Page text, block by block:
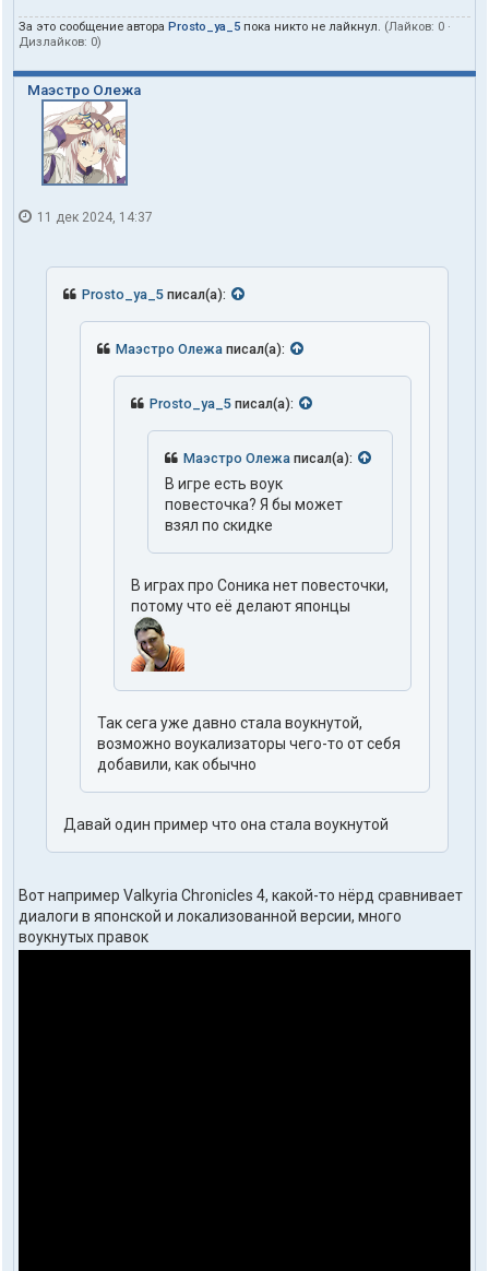
За это сообщение автора Prosto_ya_5 пока никто не лайкнул. (Лайков: 0 ·
Дизлайков: 0)
Маэстро Олежа
11 дек 2024, 14:37
Prosto_ya_5 писал(а):
Маэстро Олежа писал(а):
Prosto_ya_5 писал(а):
Маэстро Олежа писал(а):
В игре есть воук
повесточка? Я бы может
взял по скидке
В играх про Соника нет повесточки,
потому что её делают японцы
Так сега уже давно стала воукнутой,
возможно воукализаторы чего-то от себя
добавили, как обычно
Давай один пример что она стала воукнутой
Вот например Valkyria Chronicles 4, какой-то нёрд сравнивает
диалоги в японской и локализованной версии, много
воукнутых правок